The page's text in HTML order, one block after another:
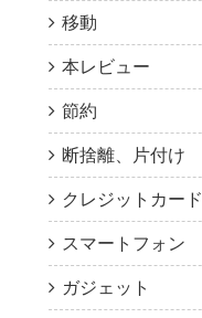
移動
本レビュー
節約
断捨離、片付け
クレジットカード
スマートフォン
ガジェット